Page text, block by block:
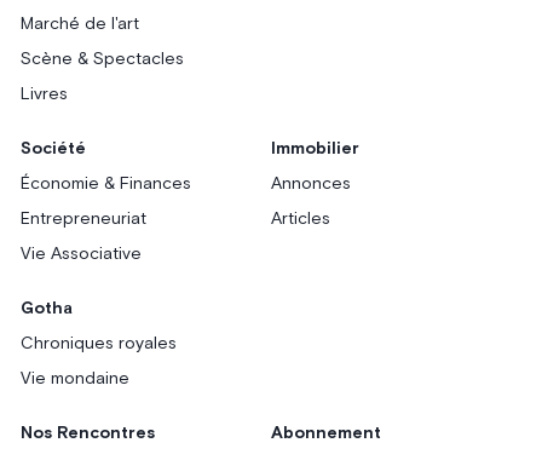
Marché de l'art
Scène & Spectacles
Livres
Société
Économie & Finances
Entrepreneuriat
Vie Associative
Immobilier
Annonces
Articles
Gotha
Chroniques royales
Vie mondaine
Nos Rencontres Abonnement